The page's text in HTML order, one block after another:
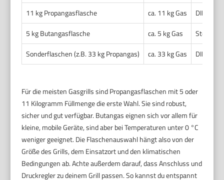
11 kg Propangasflasche
ca. 11 kg Gas
DIN-
5 kg Butangasflasche
ca. 5 kg Gas
Sonderflaschen (z.B. 33 kg Propangas)
ca. 33 kg Gas DIN-
Für die meisten Gasgrills sind Propangasflaschen mit 5 oder
11 Kilogramm Füllmenge die erste Wahl. Sie sind robust,
sicher und gut verfügbar. Butangas eignen sich vor allem für
kleine, mobile Geräte, sind aber bei Temperaturen unter 0 °C
weniger geeignet. Die Flaschenauswahl hängt also von der
Größe des Grills, dem Einsatzort und den klimatischen
Bedingungen ab. Achte außerdem darauf, dass Anschluss und
Druckregler zu deinem Grill passen. So kannst du entspannt